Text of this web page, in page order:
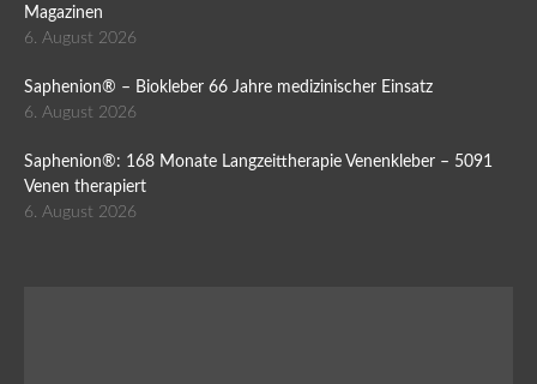
Magazinen
6. August 2026
Saphenion® – Biokleber 66 Jahre medizinischer Einsatz
6. August 2026
Saphenion®: 168 Monate Langzeittherapie Venenkleber – 5091
Venen therapiert
6. August 2026